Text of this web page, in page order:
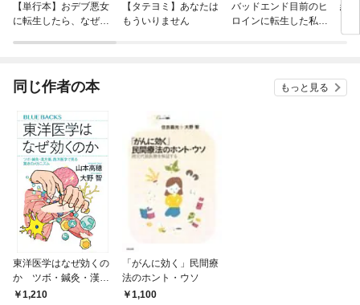
【単行本】おデブ悪女
に転生したら、なぜか
【タテヨミ】あなたは
もういりません
バッドエンド目前のヒ
ロインに転生した私、
結
同じ作者の本 もっと見る
東洋医学はなぜ効くの
か ツボ・鍼灸・漢方
薬、西洋医学で見る驚
1,210
「がんに効く」民間療
法のホント・ウソ
1,100